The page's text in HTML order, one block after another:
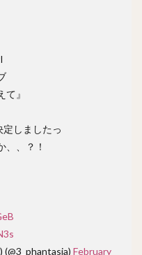
て』
しましたっ
、、？！
February